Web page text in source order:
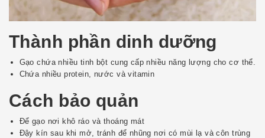
Thành phần dinh dưỡng
Gạo chứa nhiều tinh bột cung cấp nhiều năng lượng cho cơ thể.
Chứa nhiều protein, nước và vitamin
Cách bảo quản
Để gạo nơi khô ráo và thoáng mát
Đậy kín sau khi mở, tránh để nhũng nơi có mùi lạ và côn trùng